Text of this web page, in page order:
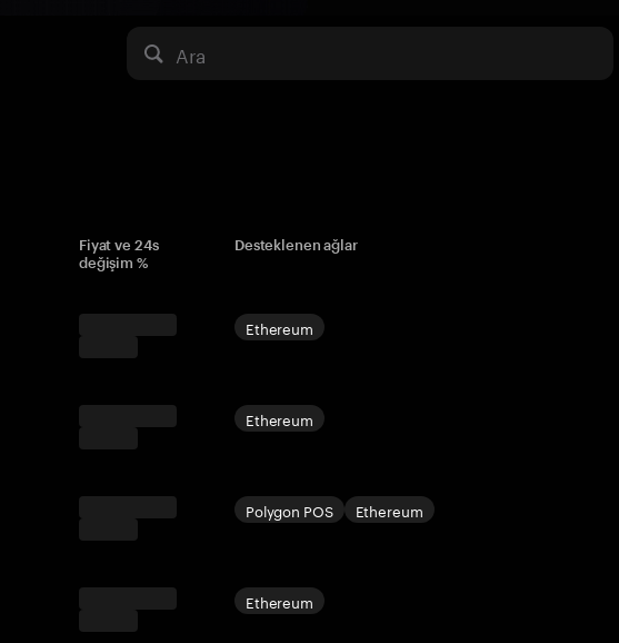
Ara
Fiyat ve 24s
değişim %
Desteklenen ağlar
Ethereum
Ethereum
Ethereum
Polygon POS
Ethereum